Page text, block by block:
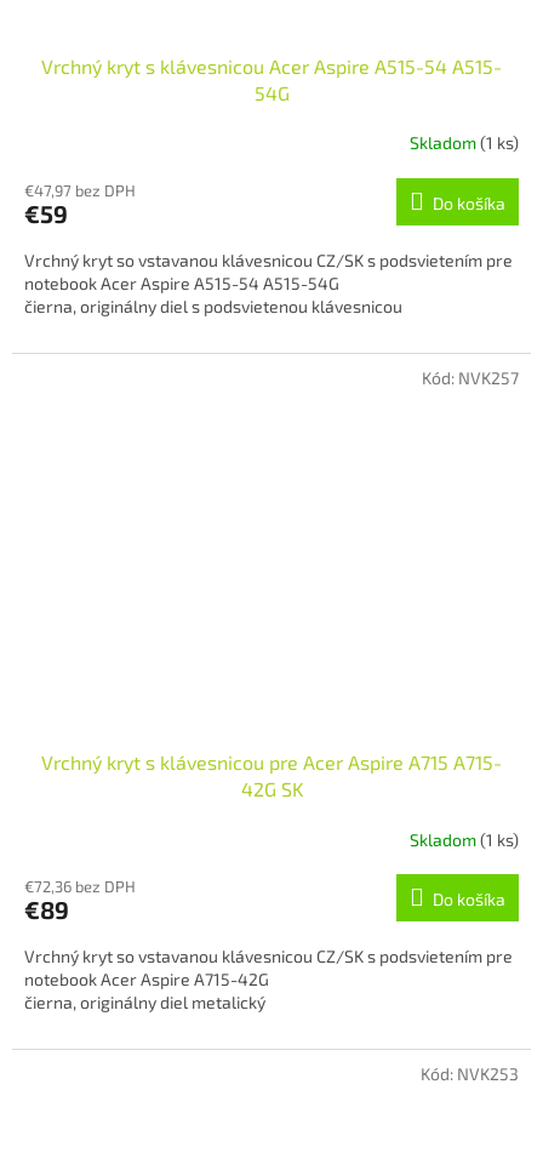
Vrchný kryt s klávesnicou Acer Aspire A515-54 A515-
54G
Skladom(1 ks)
€47,97 bez DPH
€59 Do košíka
Vrchný kryt so vstavanou klávesnicou CZ/SK s podsvietením pre
notebook Acer Aspire A515-54 A515-54G
čierna, originálny diel s podsvietenou klávesnicou
Vrchný kryt s klávesnicou pre Acer Aspire A715 A715-
42G SK
Skladom(1 ks)
€72,36 bez DPH
€89 Do košíka
Vrchný kryt so vstavanou klávesnicou CZ/SK s podsvietením pre
notebook Acer Aspire A715-42G
čierna, originálny diel metalický
Kód: NVK257
Kód: NVK253